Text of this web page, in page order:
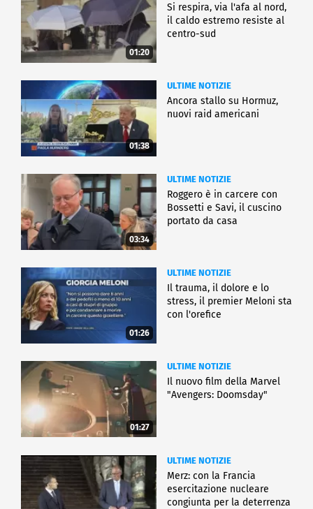
01:20
Si respira, via l'afa al nord,
il caldo estremo resiste al
centro-sud
01:38
ULTIME NOTIZIE
Ancora stallo su Hormuz,
nuovi raid americani
03:34
ULTIME NOTIZIE
Roggero è in carcere con
Bossetti e Savi, il cuscino
portato da casa
01:26
ULTIME NOTIZIE
Il trauma, il dolore e lo
stress, il premier Meloni sta
con l'orefice
01:27
ULTIME NOTIZIE
Il nuovo film della Marvel
"Avengers: Doomsday"
ULTIME NOTIZIE
Merz: con la Francia
esercitazione nucleare
congiunta per la deterrenza